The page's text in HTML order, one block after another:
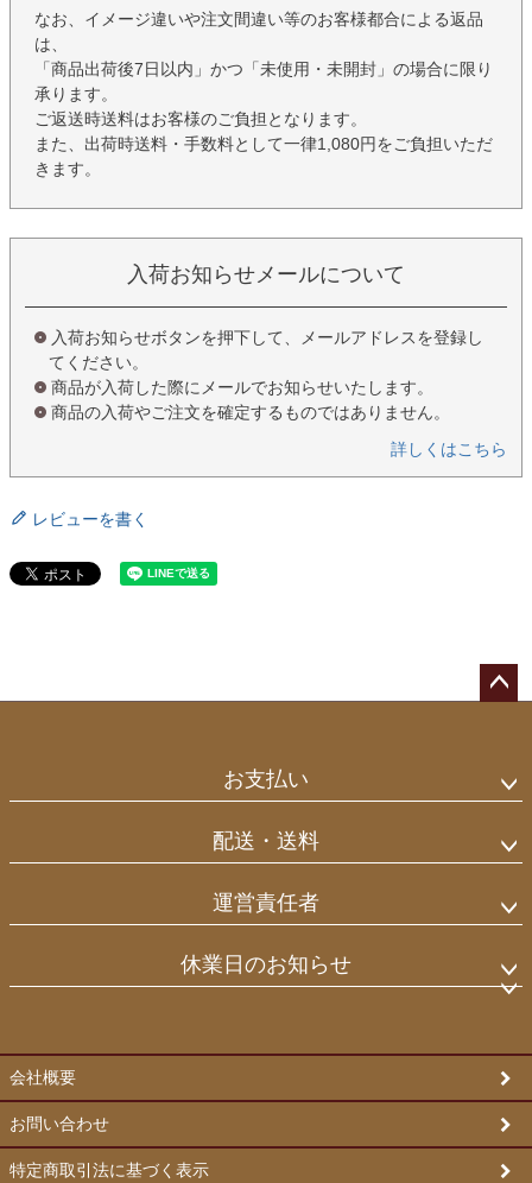
なお、イメージ違いや注文間違い等のお客様都合による返品
は、
「商品出荷後7日以内」かつ「未使用・未開封」の場合に限り
承ります。
ご返送時送料はお客様のご負担となります。
また、出荷時送料・手数料として一律1,080円をご負担いただ
きます。
入荷お知らせメールについて
入荷お知らせボタンを押下して、メールアドレスを登録し
てください。
商品が入荷した際にメールでお知らせいたします。
商品の入荷やご注文を確定するものではありません。
詳しくはこちら
レビューを書く
お支払い
配送・送料
運営責任者
休業日のお知らせ
会社概要
お問い合わせ
特定商取引法に基づく表示